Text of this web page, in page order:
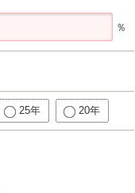
％
25年 20年